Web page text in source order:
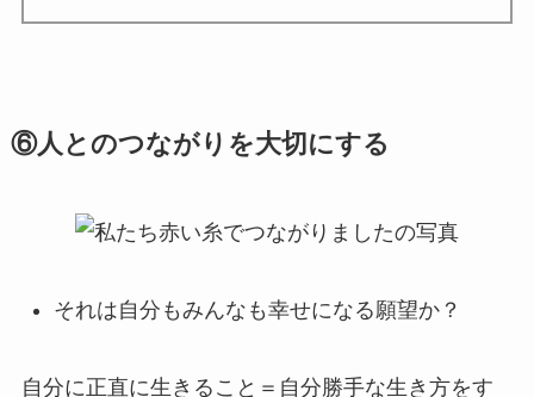
⑥人とのつながりを大切にする
それは自分もみんなも幸せになる願望か？
自分に正直に生きること＝自分勝手な生き方をす